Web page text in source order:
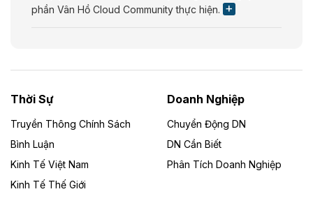
phần Vân Hồ Cloud Community thực hiện.
Dự án Nhà máy xử lý rác và phát điện Bắc Giang do
Công ty TNHH Năng lượng môi trường Bắc Giang làm
Theo vietnamfinance.vn
Đức Long Gia Lai mở rộng ‘hệ sinh thái’
Thời Sự
Truyền Thông Chính Sách
Bình Luận
Kinh Tế Việt Nam
Kinh Tế Thế Giới
Doanh Nghiệp
Chuyển Động DN
DN Cần Biết
Phân Tích Doanh Nghiệp